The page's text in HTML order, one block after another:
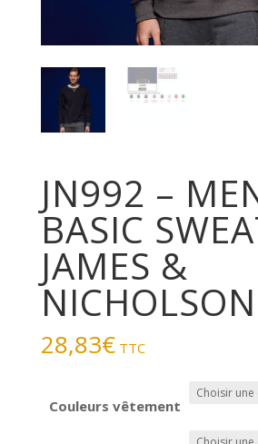
JN992 –
BASIC
JAMES &
NICHOLSON
28,83€ TTC
Couleurs vêtement